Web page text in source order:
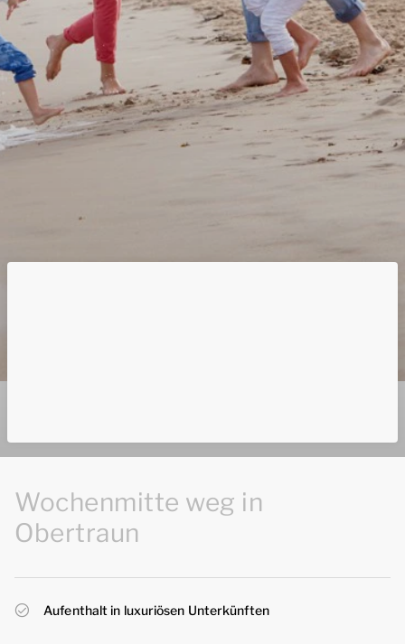
Wochenmitte weg in
Obertraun
Aufenthalt in luxuriösen Unterkünften